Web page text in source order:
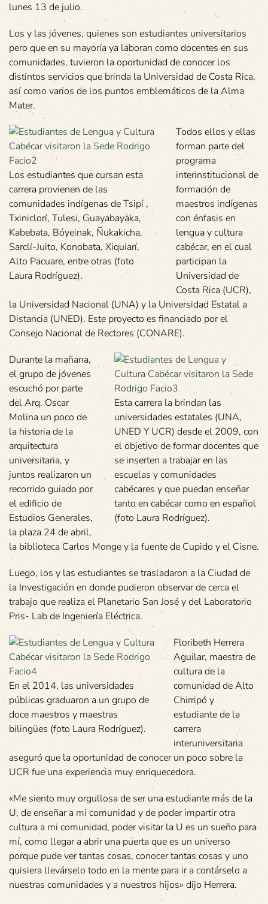
lunes 13 de julio.
Los y las jóvenes, quienes son estudiantes universitarios
pero que en su mayoría ya laboran como docentes en sus
comunidades, tuvieron la oportunidad de conocer los
distintos servicios que brinda la Universidad de Costa Rica,
así como varios de los puntos emblemáticos de la Alma
Mater.
Los estudiantes que cursan esta
carrera provienen de las
comunidades indígenas de Tsipí ,
Txiniclorí, Tulesi, Guayabayäka,
Kabebata, Bóyeinak, Ñukakicha,
Sarclí-Juito, Konobata, Xiquiarí,
Alto Pacuare, entre otras (foto
Laura Rodríguez).
Todos ellos y ellas
forman parte del
programa
interinstitucional de
formación de
maestros indígenas
con énfasis en
lengua y cultura
cabécar, en el cual
participan la
Universidad de
Costa Rica (UCR),
la Universidad Nacional (UNA) y la Universidad Estatal a
Distancia (UNED). Este proyecto es financiado por el
Consejo Nacional de Rectores (CONARE).
Esta carrera la brindan las
universidades estatales (UNA,
UNED Y UCR) desde el 2009, con
el objetivo de formar docentes que
se inserten a trabajar en las
escuelas y comunidades
cabécares y que puedan enseñar
tanto en cabécar como en español
(foto Laura Rodríguez).
Durante la mañana,
el grupo de jóvenes
escuchó por parte
del Arq. Oscar
Molina un poco de
la historia de la
arquitectura
universitaria, y
juntos realizaron un
recorrido guiado por
el edificio de
Estudios Generales,
la plaza 24 de abril,
la biblioteca Carlos Monge y la fuente de Cupido y el Cisne.
Luego, los y las estudiantes se trasladaron a la Ciudad de
la Investigación en donde pudieron observar de cerca el
trabajo que realiza el Planetario San José y del Laboratorio
Pris- Lab de Ingeniería Eléctrica.
En el 2014, las universidades
públicas graduaron a un grupo de
doce maestros y maestras
bilingües (foto Laura Rodríguez).
Floribeth Herrera
Aguilar, maestra de
cultura de la
comunidad de Alto
Chirripó y
estudiante de la
carrera
interuniversitaria
aseguró que la oportunidad de conocer un poco sobre la
UCR fue una experiencia muy enriquecedora.
«Me siento muy orgullosa de ser una estudiante más de la
U, de enseñar a mi comunidad y de poder impartir otra
cultura a mi comunidad, poder visitar la U es un sueño para
mí, como llegar a abrir una puerta que es un universo
porque pude ver tantas cosas, conocer tantas cosas y uno
quisiera llevárselo todo en la mente para ir a contárselo a
nuestras comunidades y a nuestros hijos» dijo Herrera.